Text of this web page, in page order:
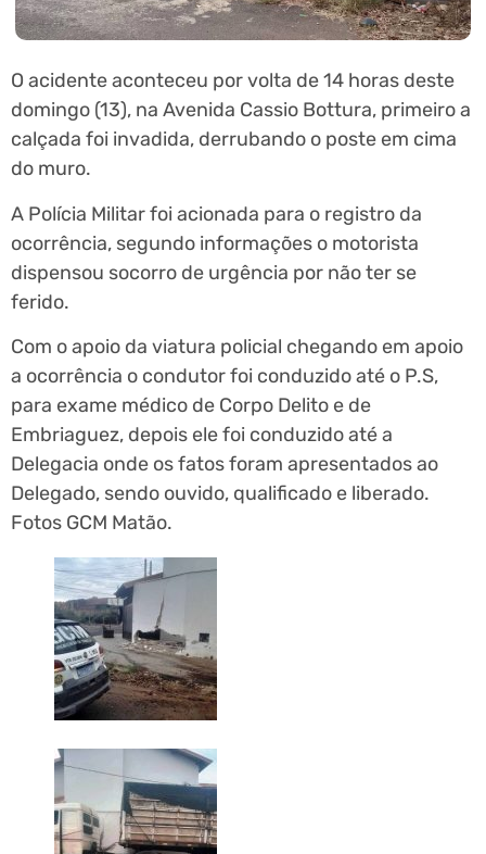
O acidente aconteceu por volta de 14 horas deste
domingo (13), na Avenida Cassio Bottura, primeiro a
calçada foi invadida, derrubando o poste em cima
do muro.
A Polícia Militar foi acionada para o registro da
ocorrência, segundo informações o motorista
dispensou socorro de urgência por não ter se
ferido.
Com o apoio da viatura policial chegando em apoio
a ocorrência o condutor foi conduzido até o P.S,
para exame médico de Corpo Delito e de
Embriaguez, depois ele foi conduzido até a
Delegacia onde os fatos foram apresentados ao
Delegado, sendo ouvido, qualificado e liberado.
Fotos GCM Matão.